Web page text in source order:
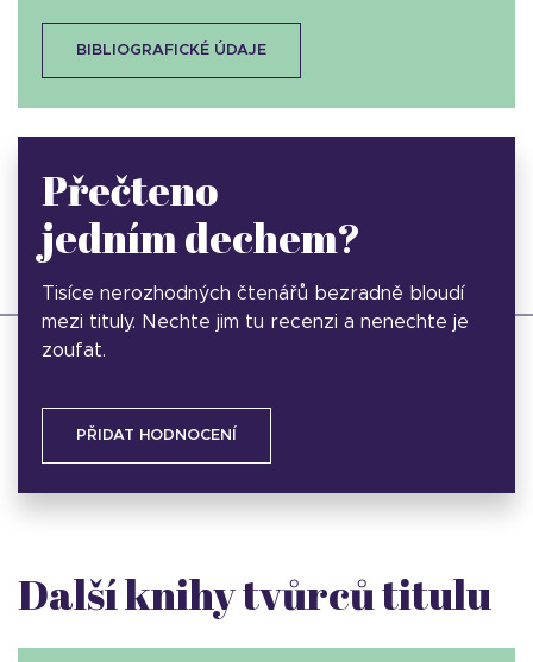
BIBLIOGRAFICKÉ ÚDAJE
Přečteno
jedním dechem?
Tisíce nerozhodných čtenářů bezradně bloudí
mezi tituly. Nechte jim tu recenzi a nenechte je
zoufat.
PŘIDAT HODNOCENÍ
Další knihy tvůrců titulu